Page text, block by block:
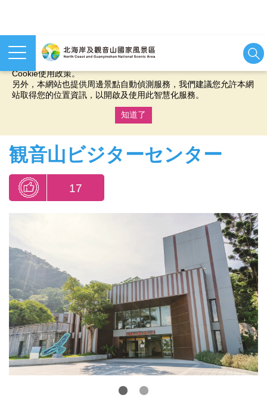
本網站使用cookies等相關技術以持續優化網站服務，並有助於為
您提供更佳的體驗，當您繼續使用本網站即表示您同意我們的
Cookie使用政策。
另外，本網站也提供周邊景點自動偵測服務，我們建議您允許本網
站取得您的位置資訊，以開啟及使用此智慧化服務。
知道了
観音山ビジターセンター
17